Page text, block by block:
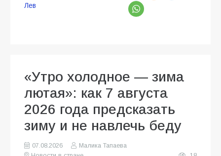
Лев
«Утро холодное — зима
лютая»: как 7 августа
2026 года предсказать
зиму и не навлечь беду
07.08.2026
Малика Тапаева